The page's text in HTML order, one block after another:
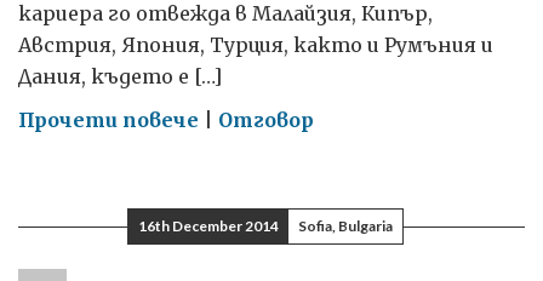
кариера го отвежда в Малайзия, Кипър,
Австрия, Япония, Турция, както и Румъния и
Дания, където е […]
Прочети повече on
България
Отговор
16th December 2014 Sofia, Bulgaria